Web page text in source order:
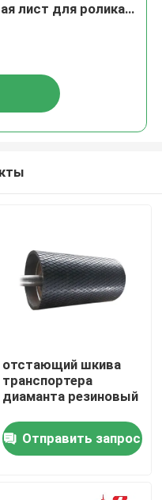
лист для ролика
отстающий шкива
транспортера
диаманта резиновый
Отправить запрос